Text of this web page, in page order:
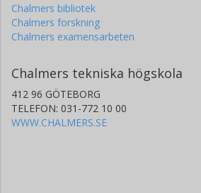
Chalmers bibliotek
Chalmers forskning
Chalmers examensarbeten
Chalmers tekniska högskola
412 96 GÖTEBORG
TELEFON: 031-772 10 00
WWW.CHALMERS.SE